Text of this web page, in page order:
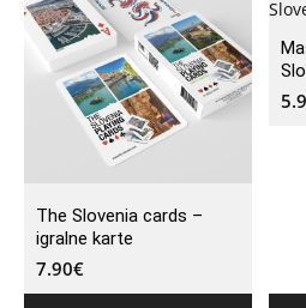
The Slovenia cards –
igralne karte
7.90€